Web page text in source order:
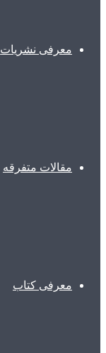
معرفی نشریات
مقالات متفرقه
معرفی کتاب